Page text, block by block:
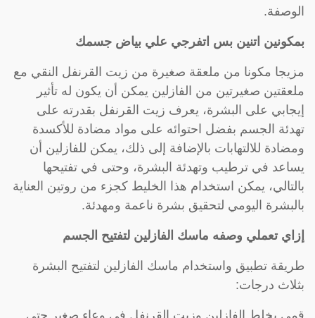
الوصفة.
بمكونين اتنين بس اتفرجي علي بياض جسمك
مزيجا مكونا من ملعقة صغيرة من زيت القرنفل النقي مع
ملعقتين صغيرتين من الفازلين يمكن أن يكون له تأثير
إيجابي على البشرة، يعرف زيت القرنفل بقدرته على
تهدئة الجسم بفضل احتوائه على مواد مضادة للأكسدة
ومضادة للالتهابات بالإضافة إلى ذلك، يمكن للفازلين أن
يساعد في ترطيب وتهدئة البشرة، وحتى في تفتيحها
بالتالي، يمكن استخدام هذا الخليط كجزء من روتين العناية
بالبشرة اليومي لتحقيق بشرة ناعمة ومهدئة.
إزاي تعملي وصفه ماسك الفازلين لتفتيح الجسم
طريقة تطبيق واستخدام ماسك الفازلين لتفتيح البشرة
بثلاث درجات:
قمي بخلط الفازلين وزيت القرنفل في وعاء صغير حتى